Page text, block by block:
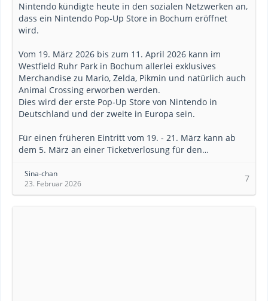
Nintendo kündigte heute in den sozialen Netzwerken an,
dass ein Nintendo Pop-Up Store in Bochum eröffnet
wird.
Vom 19. März 2026 bis zum 11. April 2026 kann im
Westfield Ruhr Park in Bochum allerlei exklusives
Merchandise zu Mario, Zelda, Pikmin und natürlich auch
Animal Crossing erworben werden.
Dies wird der erste Pop-Up Store von Nintendo in
Deutschland und der zweite in Europa sein.
Für einen früheren Eintritt vom 19. - 21. März kann ab
dem 5. März an einer Ticketverlosung für den…
Sina-chan
23. Februar 2026
7